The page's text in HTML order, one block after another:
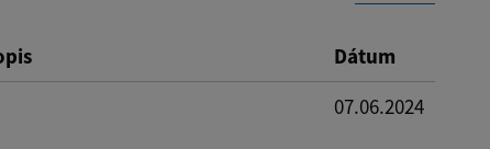
Dátum
07.06.2024